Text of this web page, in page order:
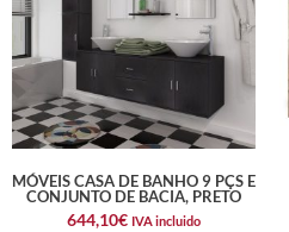
MÓVEIS CASA DE BANHO 9 PÇS E
CONJUNTO DE BACIA, PRETO
644,10€ IVA incluido